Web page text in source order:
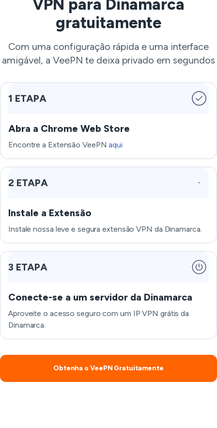
VPN para Dinamarca
gratuitamente
Com uma configuração rápida e uma interface
amigável, a VeePN te deixa privado em segundos
1 ETAPA
Abra a Chrome Web Store
Encontre a Extensão VeePNaqui
2 ETAPA
Instale a Extensão
Instale nossa leve e segura extensão VPN da Dinamarca.
3 ETAPA
Conecte-se a um servidor da Dinamarca
Aproveite o acesso seguro com um IP VPN grátis da
Dinamarca.
Obtenha o VeePN Gratuitamente